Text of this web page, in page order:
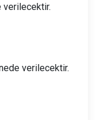
verilecektir.
verilecektir.